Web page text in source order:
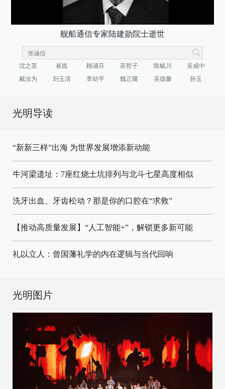
舰船通信专家陆建勋院士逝世
沈之荃 崔崑 顾诵芬 苏哲子 陈毓川
吴咸中
戴汝为
刘玉清 李幼平 魏正耀 吴德馨 孙玉
光明导读
“新新三样”出海 为世界发展增添新动能
牛河梁遗址：7座红烧土坑排列与北斗七星高度相似
洗牙出血、牙齿松动？那是你的口腔在“求救”
【推动高质量发展】“人工智能+”，解锁更多新可能
礼以立人：曾国藩礼学的内在逻辑与当代回响
光明图片